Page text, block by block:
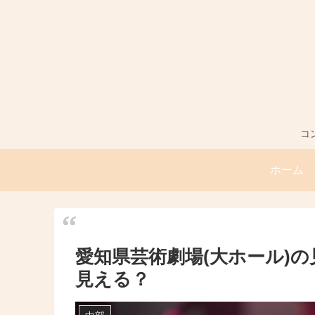
コ
ホーム
愛知県芸術劇場(大ホール)
見える？